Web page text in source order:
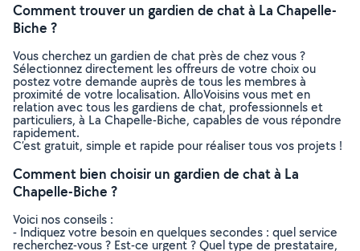
Comment trouver un gardien de chat à La Chapelle-
Biche ?
Vous cherchez un gardien de chat près de chez vous ?
Sélectionnez directement les offreurs de votre choix ou
postez votre demande auprès de tous les membres à
proximité de votre localisation. AlloVoisins vous met en
relation avec tous les gardiens de chat, professionnels et
particuliers, à La Chapelle-Biche, capables de vous répondre
rapidement.
C’est gratuit, simple et rapide pour réaliser tous vos projets !
Comment bien choisir un gardien de chat à La
Chapelle-Biche ?
Voici nos conseils :
- Indiquez votre besoin en quelques secondes : quel service
recherchez-vous ? Est-ce urgent ? Quel type de prestataire,